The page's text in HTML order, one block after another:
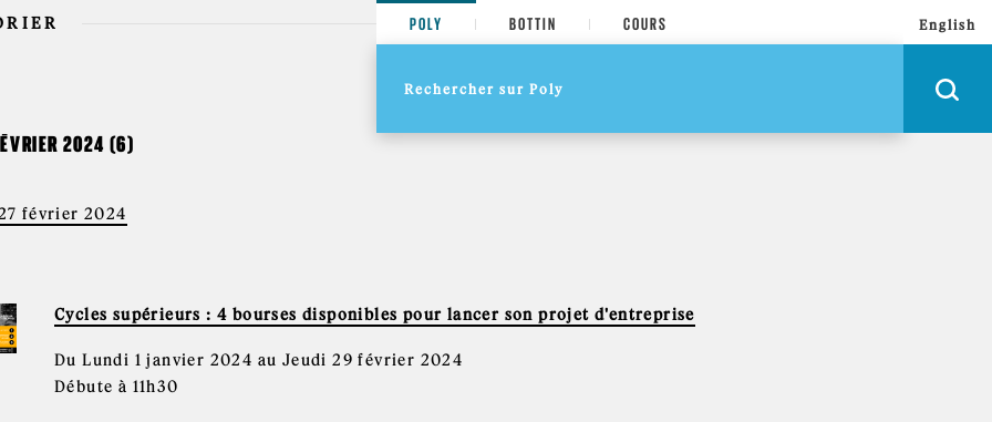
POLY BOTTIN COURS English
2024 (6)
février 2024
Cycles supérieurs : 4 bourses disponibles pour lancer son projet d'entreprise
Du Lundi 1 janvier 2024 au Jeudi 29 février 2024
Débute à 11h30